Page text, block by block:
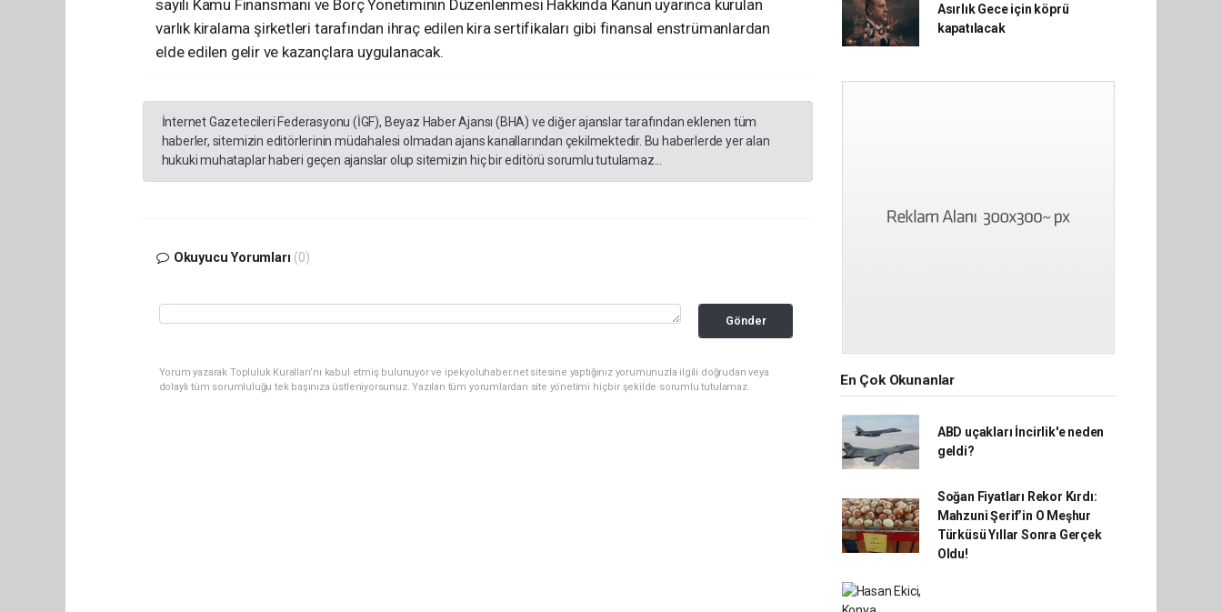
sayılı Kamu Finansmanı ve Borç Yönetiminin Düzenlenmesi Hakkında Kanun uyarınca kurulan
varlık kiralama şirketleri tarafından ihraç edilen kira sertifikaları gibi finansal enstrümanlardan
elde edilen gelir ve kazançlara uygulanacak.
İnternet Gazetecileri Federasyonu (İGF), Beyaz Haber Ajansı (BHA) ve diğer ajanslar tarafından eklenen tüm
haberler, sitemizin editörlerinin müdahalesi olmadan ajans kanallarından çekilmektedir. Bu haberlerde yer alan
hukuki muhataplar haberi geçen ajanslar olup sitemizin hiç bir editörü sorumlu tutulamaz...
Okuyucu Yorumları (0)
Gönder
Yorum yazarak Topluluk Kuralları’nı kabul etmiş bulunuyor ve ipekyoluhaber.net sitesine yaptığınız yorumunuzla ilgili doğrudan veya
dolaylı tüm sorumluluğu tek başınıza üstleniyorsunuz. Yazılan tüm yorumlardan site yönetimi hiçbir şekilde sorumlu tutulamaz.
Asırlık Gece için köprü
kapatılacak
En Çok Okunanlar
ABD uçakları İncirlik'e neden
geldi?
Soğan Fiyatları Rekor Kırdı:
Mahzuni Şerif’in O Meşhur
Türküsü Yıllar Sonra Gerçek
Oldu!